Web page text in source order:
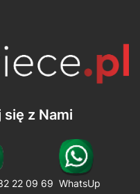
z Nami
22 09 69 WhatsUp